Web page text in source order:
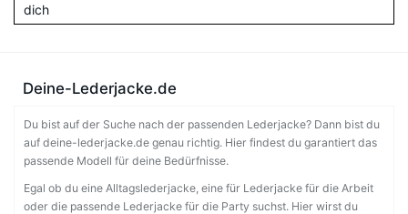
dich
Deine-Lederjacke.de
Du bist auf der Suche nach der passenden Lederjacke? Dann bist du
auf deine-lederjacke.de genau richtig. Hier findest du garantiert das
passende Modell für deine Bedürfnisse.
Egal ob du eine Alltagslederjacke, eine für Lederjacke für die Arbeit
oder die passende Lederjacke für die Party suchst. Hier wirst du